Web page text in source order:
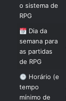
o sistema de
RPG
Dia da
semana para
as partidas
de RPG
Horário (e
tempo
mínimo de